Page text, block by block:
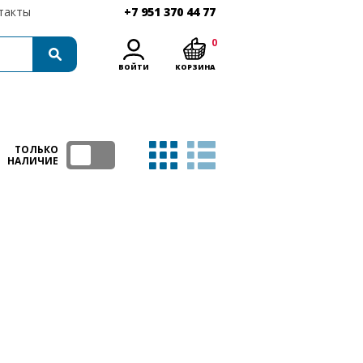
+7 951 370 44 77
ВОЙТИ КОРЗИНА
0
ТОЛЬКО
НАЛИЧИЕ